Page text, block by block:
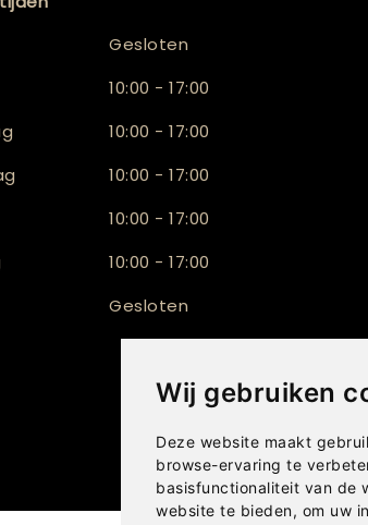
Wij gebruiken
Deze website maakt
browse-ervaring te
basisfunctionaliteit van de
website te bieden, om uw
Gesloten
10:00 - 17:00
10:00 - 17:00
10:00 - 17:00
10:00 - 17:00
10:00 - 17:00
Gesloten